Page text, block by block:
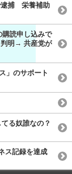
逮捕 栄養補助
購読申し込みで
明→ 共産党が
」のサポート
る奴誰なの？
ス記録を達成